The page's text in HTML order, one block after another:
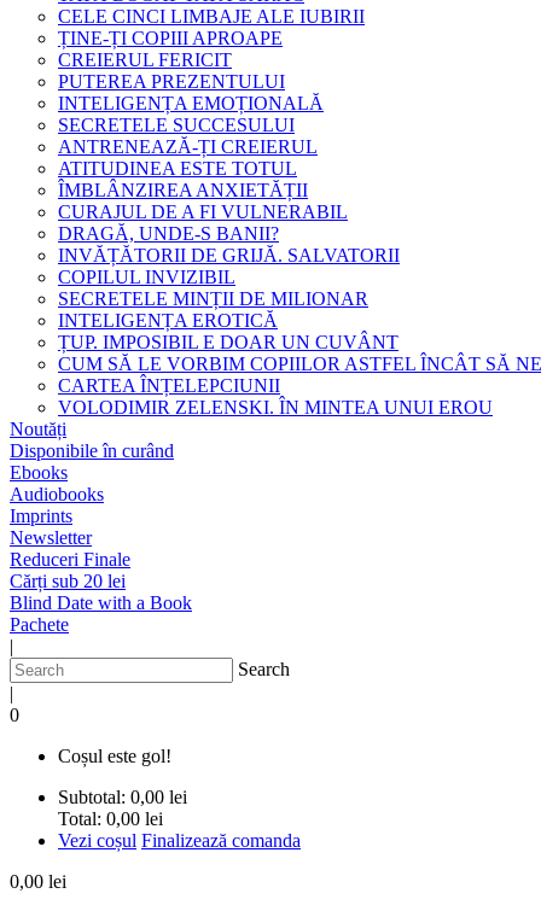
CELE CINCI LIMBAJE ALE IUBIRII
ȚINE-ȚI COPIII APROAPE
CREIERUL FERICIT
PUTEREA PREZENTULUI
INTELIGENȚA EMOȚIONALĂ
SECRETELE SUCCESULUI
ANTRENEAZĂ-ȚI CREIERUL
ATITUDINEA ESTE TOTUL
ÎMBLÂNZIREA ANXIETĂȚII
CURAJUL DE A FI VULNERABIL
DRAGĂ, UNDE-S BANII?
INVĂȚĂTORII DE GRIJĂ. SALVATORII
COPILUL INVIZIBIL
SECRETELE MINȚII DE MILIONAR
INTELIGENȚA EROTICĂ
ȚUP. IMPOSIBIL E DOAR UN CUVÂNT
CUM SĂ LE VORBIM COPIILOR ASTFEL ÎNCÂT SĂ
CARTEA ÎNȚELEPCIUNII
VOLODIMIR ZELENSKI. ÎN MINTEA UNUI EROU
Noutăți
Disponibile în curând
Ebooks
Audiobooks
Imprints
Newsletter
Reduceri Finale
Cărți sub 20 lei
Blind Date with a Book
Pachete
|
Search
|
0
Coșul este gol!
Subtotal: 0,00 lei
Total: 0,00 lei
Vezi coșul Finalizează comanda
0,00 lei